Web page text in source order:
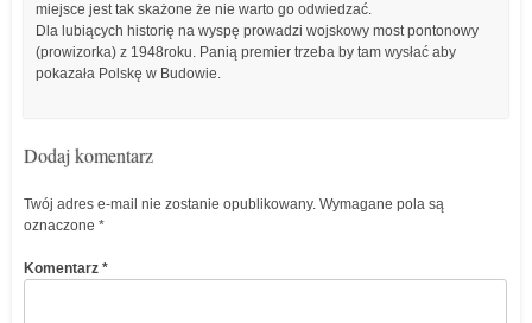
miejsce jest tak skażone że nie warto go odwiedzać.
Dla lubiących historię na wyspę prowadzi wojskowy most pontonowy
(prowizorka) z 1948roku. Panią premier trzeba by tam wysłać aby
pokazała Polskę w Budowie.
Dodaj komentarz
Twój adres e-mail nie zostanie opublikowany. Wymagane pola są
oznaczone *
Komentarz *